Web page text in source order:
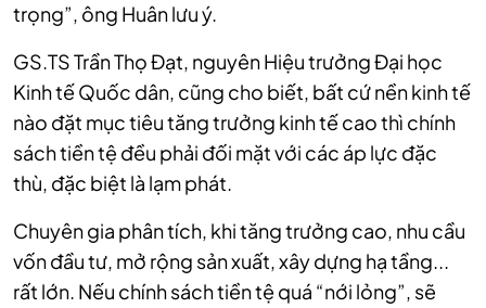
trọng”, ông Huân lưu ý.
GS.TS Trần Thọ Đạt, nguyên Hiệu trưởng Đại học
Kinh tế Quốc dân, cũng cho biết, bất cứ nền kinh tế
nào đặt mục tiêu tăng trưởng kinh tế cao thì chính
sách tiền tệ đều phải đối mặt với các áp lực đặc
thù, đặc biệt là lạm phát.
Chuyên gia phân tích, khi tăng trưởng cao, nhu cầu
vốn đầu tư, mở rộng sản xuất, xây dựng hạ tầng...
rất lớn. Nếu chính sách tiền tệ quá “nới lỏng”, sẽ